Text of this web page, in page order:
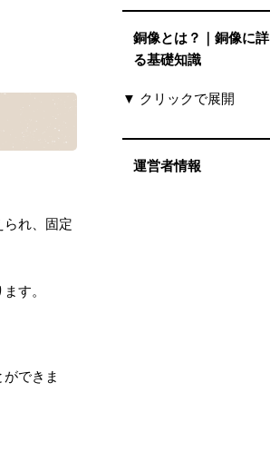
れ、固定
す。
できま
銅像とは？｜銅像に
る基礎知識
▼ クリックで展開
運営者情報